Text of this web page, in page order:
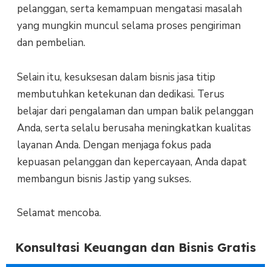
pelanggan, serta kemampuan mengatasi masalah
yang mungkin muncul selama proses pengiriman
dan pembelian.
Selain itu, kesuksesan dalam bisnis jasa titip
membutuhkan ketekunan dan dedikasi. Terus
belajar dari pengalaman dan umpan balik pelanggan
Anda, serta selalu berusaha meningkatkan kualitas
layanan Anda. Dengan menjaga fokus pada
kepuasan pelanggan dan kepercayaan, Anda dapat
membangun bisnis Jastip yang sukses.
Selamat mencoba.
Konsultasi Keuangan dan Bisnis Gratis